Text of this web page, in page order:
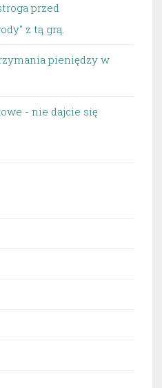
przed
z tą grą.
pieniędzy w
- nie dajcie się